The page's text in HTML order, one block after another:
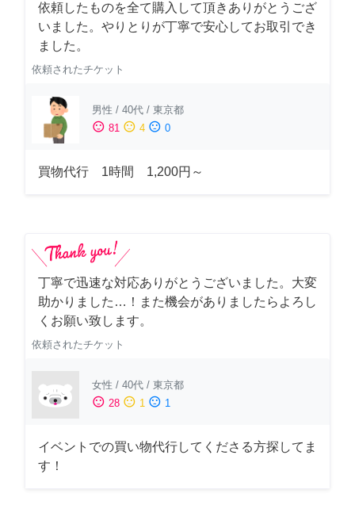
依頼したものを全て購入して頂きありがとうござ
いました。やりとりが丁寧で安心してお取引でき
ました。
依頼されたチケット
男性 / 40代 / 東京都
sentiment_satisfied 81 sentiment_neutral 4 sentiment_dissatisfied 0
買物代行 1時間 1,200円～
丁寧で迅速な対応ありがとうございました。大変
助かりました…！また機会がありましたらよろし
くお願い致します。
依頼されたチケット
女性 / 40代 / 東京都
sentiment_satisfied 28 sentiment_neutral 1 sentiment_dissatisfied 1
イベントでの買い物代行してくださる方探してま
す！